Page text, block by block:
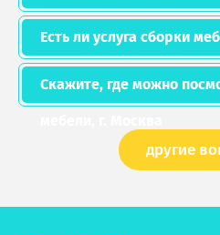
Есть ли услуга сборки
Скажите, где можно
другие